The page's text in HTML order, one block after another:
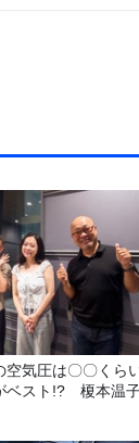
空気圧は〇〇くら
ベスト!? 榎本温